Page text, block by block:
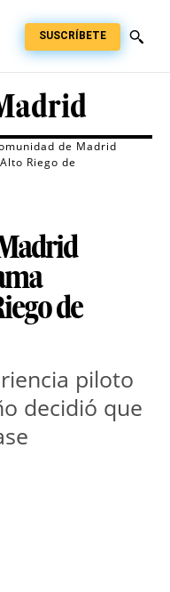
SUSCRÍBETE
de Madrid
Riego de
de
piloto
decidió que